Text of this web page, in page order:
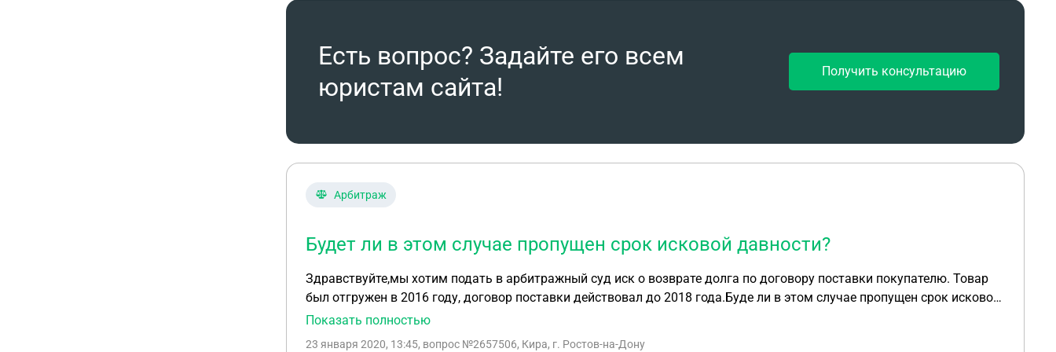
Есть вопрос? Задайте его всем
юристам сайта!
Получить консультацию
Арбитраж
Будет ли в этом случае пропущен срок исковой давности?
Здравствуйте,мы хотим подать в арбитражный суд иск о возврате долга по договору поставки покупателю. Товар
был отгружен в 2016 году, договор поставки действовал до 2018 года.Буде ли в этом случае пропущен срок исковой
давности,или его можно как-то восстановить?
Показать полностью
23 января 2020, 13:45, вопрос №2657506, Кира, г. Ростов-на-Дону